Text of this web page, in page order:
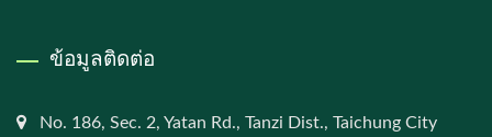
ข้อมูลติดต่อ
No. 186, Sec. 2, Yatan Rd., Tanzi Dist., Taichung City